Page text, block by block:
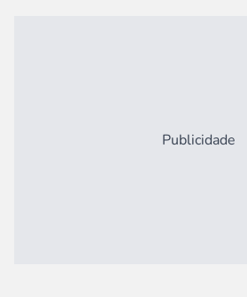
Publicidade